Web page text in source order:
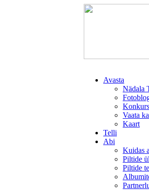
Avasta
Nädala
Vaata
Kaart
Telli
Abi
Kuidas
Piltide
Piltide